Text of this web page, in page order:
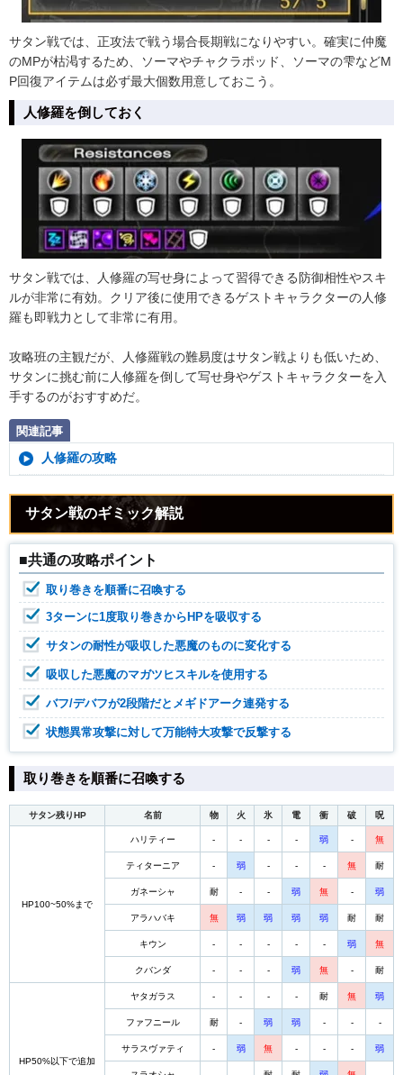
サタン戦では、正攻法で戦う場合長期戦になりやすい。確実に仲魔
のMPが枯渇するため、ソーマやチャクラポッド、ソーマの雫などM
P回復アイテムは必ず最大個数用意しておこう。
人修羅を倒しておく
サタン戦では、人修羅の写せ身によって習得できる防御相性やスキ
ルが非常に有効。クリア後に使用できるゲストキャラクターの人修
羅も即戦力として非常に有用。
攻略班の主観だが、人修羅戦の難易度はサタン戦よりも低いため、
サタンに挑む前に人修羅を倒して写せ身やゲストキャラクターを入
手するのがおすすめだ。
関連記事
人修羅の攻略
サタン戦のギミック解説
■共通の攻略ポイント
取り巻きを順番に召喚する
3ターンに1度取り巻きからHPを吸収する
サタンの耐性が吸収した悪魔のものに変化する
吸収した悪魔のマガツヒスキルを使用する
バフ/デバフが2段階だとメギドアーク連発する
状態異常攻撃に対して万能特大攻撃で反撃する
取り巻きを順番に召喚する
サタン残りHP 名前 物 火 氷 電 衝 破 呪
HP100~50%まで
ハリティー - - - - 弱 - 無
ティターニア - 弱 - - - 無 耐
ガネーシャ 耐 - - 弱 無 - 弱
アラハバキ 無 弱 弱 弱 弱 耐 耐
キウン - - - - - 弱 無
クバンダ - - - 弱 無 - 耐
HP50%以下で追加
ヤタガラス - - - - 耐 無 弱
ファフニール 耐 - 弱 弱 - - -
サラスヴァティ - 弱 無 - - - 弱